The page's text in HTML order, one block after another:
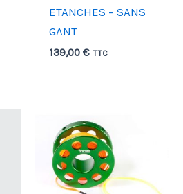
ETANCHES – SANS
GANT
139,00€ TTC